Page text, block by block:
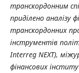
транскордонним
приділено аналізу
транскордонних
інструментів
Interreg NEXT),
фінансових